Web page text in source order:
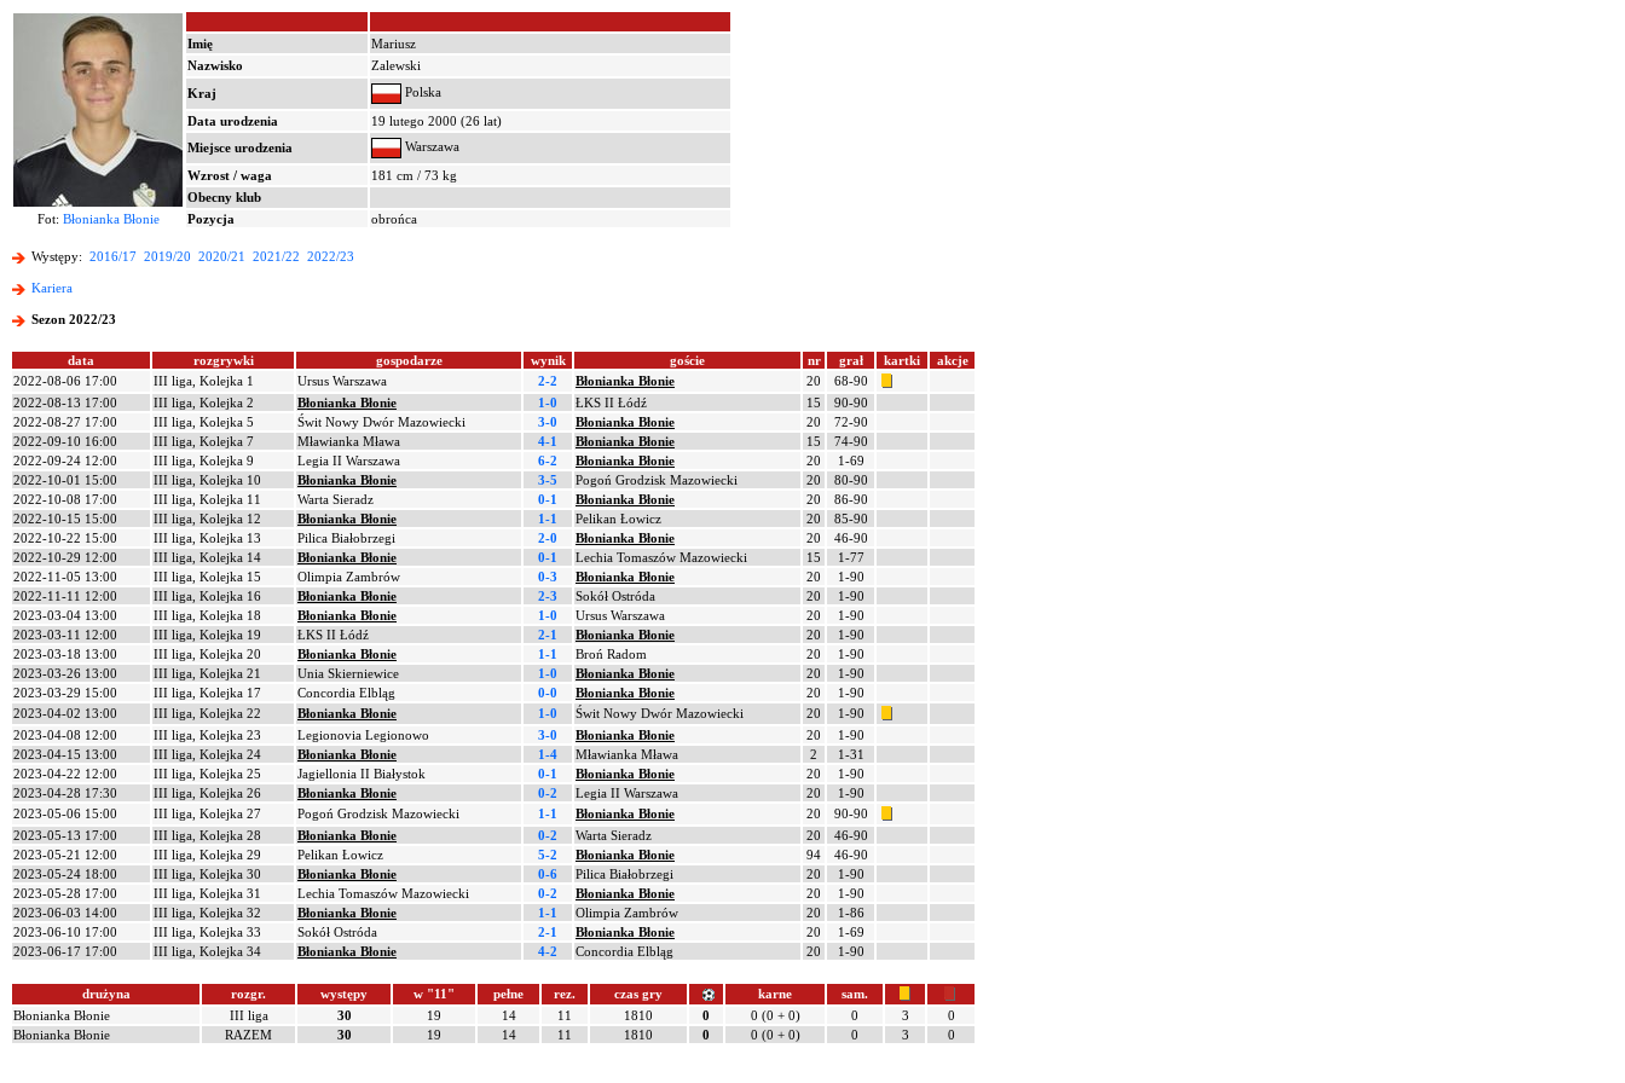
Imię
Mariusz
Nazwisko
Zalewski
Kraj
Polska
Data urodzenia
19 lutego 2000 (26 lat)
Miejsce urodzenia
Warszawa
Wzrost / waga
181 cm / 73 kg
Obecny klub
Fot: Błonianka Błonie Pozycja obrońca
Występy: 2016/17 2019/20 2020/21 2021/22 2022/23
Kariera
Sezon 2022/23
data rozgrywki gospodarze wynik goście nr grał kartki
akcje
2022-08-06 17:00
III liga, Kolejka 1 Ursus Warszawa 2-2 Błonianka Błonie 20
68-90
2022-08-13 17:00
III liga, Kolejka 2 Błonianka Błonie 1-0 ŁKS II Łódź 15
90-90
2022-08-27 17:00
III liga, Kolejka 5 Świt Nowy Dwór Mazowiecki 3-0 Błonianka Błonie 20
72-90
2022-09-10 16:00
III liga, Kolejka 7 Mławianka Mława 4-1 Błonianka Błonie 15
74-90
2022-09-24 12:00
III liga, Kolejka 9 Legia II Warszawa 6-2 Błonianka Błonie 20
1-69
2022-10-01 15:00
III liga, Kolejka 10 Błonianka Błonie 3-5 Pogoń Grodzisk Mazowiecki 20
80-90
2022-10-08 17:00
III liga, Kolejka 11 Warta Sieradz 0-1 Błonianka Błonie 20
86-90
2022-10-15 15:00
III liga, Kolejka 12 Błonianka Błonie 1-1 Pelikan Łowicz 20
85-90
2022-10-22 15:00
III liga, Kolejka 13 Pilica Białobrzegi 2-0 Błonianka Błonie 20
46-90
2022-10-29 12:00
III liga, Kolejka 14 Błonianka Błonie 0-1 Lechia Tomaszów Mazowiecki 15
1-77
2022-11-05 13:00
III liga, Kolejka 15 Olimpia Zambrów 0-3 Błonianka Błonie 20
1-90
2022-11-11 12:00
III liga, Kolejka 16 Błonianka Błonie 2-3 Sokół Ostróda 20
1-90
2023-03-04 13:00
III liga, Kolejka 18 Błonianka Błonie 1-0 Ursus Warszawa 20
1-90
2023-03-11 12:00
III liga, Kolejka 19 ŁKS II Łódź 2-1 Błonianka Błonie 20
1-90
2023-03-18 13:00
III liga, Kolejka 20 Błonianka Błonie 1-1 Broń Radom 20
1-90
2023-03-26 13:00
III liga, Kolejka 21 Unia Skierniewice 1-0 Błonianka Błonie 20
1-90
2023-03-29 15:00
III liga, Kolejka 17 Concordia Elbląg 0-0 Błonianka Błonie 20
1-90
2023-04-02 13:00
III liga, Kolejka 22 Błonianka Błonie 1-0 Świt Nowy Dwór Mazowiecki 20
1-90
2023-04-08 12:00
III liga, Kolejka 23 Legionovia Legionowo 3-0 Błonianka Błonie 20
1-90
2023-04-15 13:00
III liga, Kolejka 24 Błonianka Błonie 1-4 Mławianka Mława 2
1-31
2023-04-22 12:00
III liga, Kolejka 25 Jagiellonia II Białystok 0-1 Błonianka Błonie 20
1-90
2023-04-28 17:30
III liga, Kolejka 26 Błonianka Błonie 0-2 Legia II Warszawa 20
1-90
2023-05-06 15:00
III liga, Kolejka 27 Pogoń Grodzisk Mazowiecki 1-1 Błonianka Błonie 20
90-90
2023-05-13 17:00
III liga, Kolejka 28 Błonianka Błonie 0-2 Warta Sieradz 20
46-90
2023-05-21 12:00
III liga, Kolejka 29 Pelikan Łowicz 5-2 Błonianka Błonie 94
46-90
2023-05-24 18:00
III liga, Kolejka 30 Błonianka Błonie 0-6 Pilica Białobrzegi 20
1-90
2023-05-28 17:00
III liga, Kolejka 31 Lechia Tomaszów Mazowiecki 0-2 Błonianka Błonie 20
1-90
2023-06-03 14:00
III liga, Kolejka 32 Błonianka Błonie 1-1 Olimpia Zambrów 20
1-86
2023-06-10 17:00
III liga, Kolejka 33 Sokół Ostróda 2-1 Błonianka Błonie 20
1-69
2023-06-17 17:00
III liga, Kolejka 34 Błonianka Błonie 4-2 Concordia Elbląg 20 1-90
drużyna rozgr. występy w "11" pełne rez. czas gry karne
sam.
Błonianka Błonie
III liga 30 19 14 11 1810 0 0 (0 + 0) 0 3
0
Błonianka Błonie
RAZEM 30 19 14 11 1810 0 0 (0 + 0) 0 3 0